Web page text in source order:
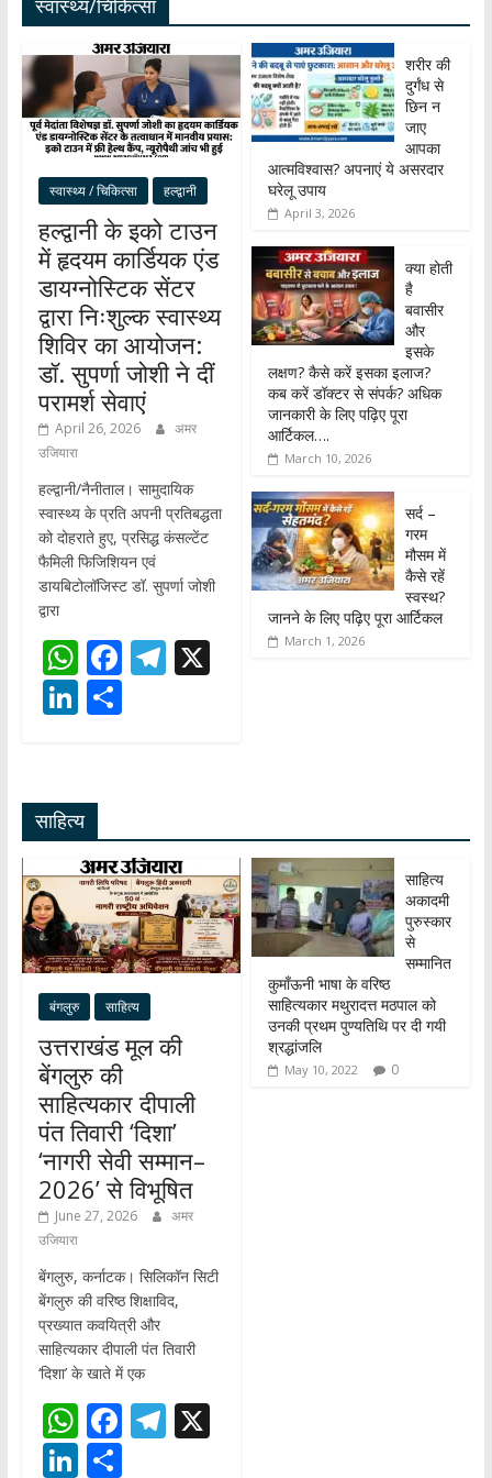
स्वास्थ्य / चिकित्सा हल्द्वानी
हल्द्वानी के इको टाउन
में हृदयम कार्डियक एंड
डायग्नोस्टिक सेंटर
द्वारा निःशुल्क स्वास्थ्य
शिविर का आयोजन:
डॉ. सुपर्णा जोशी ने दीं
परामर्श सेवाएं
April 26, 2026
अमर
उजियारा
हल्द्वानी/नैनीताल। सामुदायिक
स्वास्थ्य के प्रति अपनी प्रतिबद्धता
को दोहराते हुए, प्रसिद्ध कंसल्टेंट
फैमिली फिजिशियन एवं
डायबिटोलॉजिस्ट डॉ. सुपर्णा जोशी
द्वारा
W
h
at
A
p
p
F
ac
e
o
k
T
m
X
Li
e
dI
n
S
शरीर की
दुर्गंध से
छिन न
जाए
आपका
आत्मविश्वास? अपनाएं ये असरदार
घरेलू उपाय
April 3, 2026
क्या होती
है
बवासीर
और
इसके
लक्षण? कैसे करें इसका इलाज?
कब करें डॉक्टर से संपर्क? अधिक
जानकारी के लिए पढ़िए पूरा
आर्टिकल….
March 10, 2026
सर्द –
गरम
मौसम में
कैसे रहें
स्वस्थ?
जानने के लिए पढ़िए पूरा आर्टिकल
March 1, 2026
साहित्य
बंगलुरु साहित्य
उत्तराखंड मूल की
बेंगलुरु की
साहित्यकार दीपाली
पंत तिवारी ‘दिशा’
‘नागरी सेवी सम्मान–
2026’ से विभूषित
June 27, 2026
अमर
उजियारा
बेंगलुरु, कर्नाटक। सिलिकॉन सिटी
बेंगलुरु की वरिष्ठ शिक्षाविद,
प्रख्यात कवयित्री और
साहित्यकार दीपाली पंत तिवारी
‘दिशा’ के खाते में एक
W
h
F
ac
T X
Li S
साहित्य
अकादमी
पुरुस्कार
से
सम्मानित
कुमाँऊनी भाषा के वरिष्ठ
साहित्यकार मथुरादत्त मठपाल को
उनकी प्रथम पुण्यतिथि पर दी गयी
श्रद्धांजलि
May 10, 2022 0